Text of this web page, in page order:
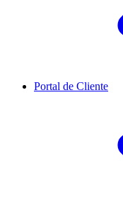
Portal de Cliente